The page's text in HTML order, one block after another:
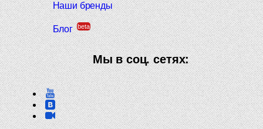
Наши бренды
Блог beta
Мы в соц. сетях: